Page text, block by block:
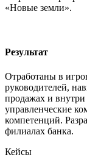
«Новые земли».
Результат
Отработаны в
руководителей,
продажах и
управленческие
компетенций.
филиалах банка.
Кейсы